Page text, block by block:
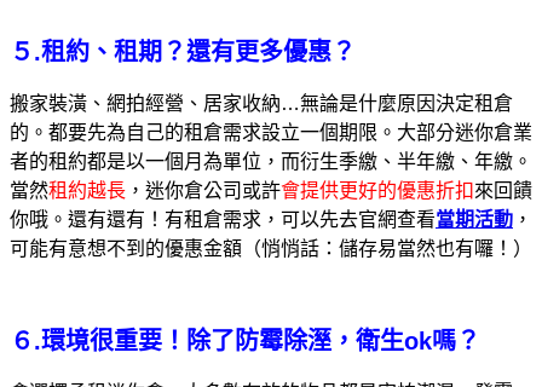
５.租約、租期？還有更多優惠？
搬家裝潢、網拍經營、居家收納…無論是什麼原因決定租倉
的。都要先為自己的租倉需求設立一個期限。大部分迷你倉業
者的租約都是以一個月為單位，而衍生季繳、半年繳、年繳。
當然租約越長 ，迷你倉公司或許會提供更好的優惠折扣 來回饋
你哦。還有還有！有租倉需求，可以先去官網查看當期活動 ，
可能有意想不到的優惠金額（悄悄話：儲存易當然也有囉！）
６.環境很重要！除了防霉除溼，衛生ok嗎？